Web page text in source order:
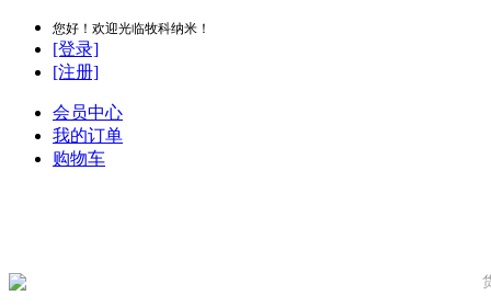
您好！欢迎光临牧科纳米！
[登录]
[注册]
会员中心
我的订单
购物车